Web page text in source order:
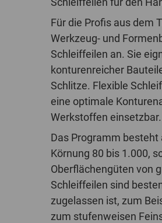
Für die Profis aus dem
Werkzeug- und
Schleiffeilen an. Sie
konturenreicher
Schlitze. Flexible
eine optimale
Werkstoffen einsetzbar.
Das Programm
Körnung 80 bis 1.000,
Oberflächengüten von
Schleiffeilen sind
zugelassen ist, zum
zum stufenweisen